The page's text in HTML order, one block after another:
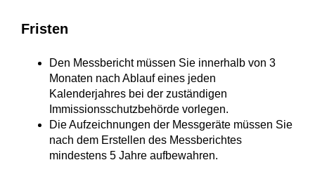
Fristen
Den Messbericht müssen Sie innerhalb von 3
Monaten nach Ablauf eines jeden
Kalenderjahres bei der zuständigen
Immissionsschutzbehörde vorlegen.
Die Aufzeichnungen der Messgeräte müssen Sie
nach dem Erstellen des Messberichtes
mindestens 5 Jahre aufbewahren.